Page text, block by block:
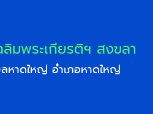
มพระเกียรติฯ สงขลา
าดใหญ่ อำเภอหาดใหญ่